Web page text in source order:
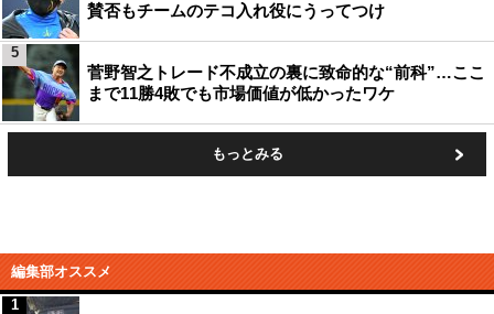
賛否もチームのテコ入れ役にうってつけ
菅野智之トレード不成立の裏に致命的な“前科”…ここ
まで11勝4敗でも市場価値が低かったワケ
5
もっとみる
編集部オススメ
1